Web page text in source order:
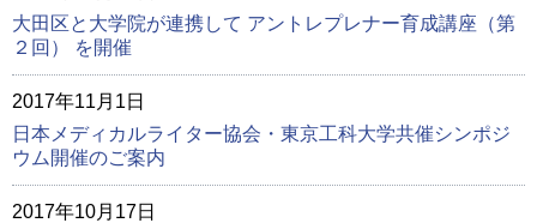
大田区と大学院が連携して アントレプレナー育成講座（第
２回） を開催
2017年11月1日
日本メディカルライター協会・東京工科大学共催シンポジ
ウム開催のご案内
2017年10月17日